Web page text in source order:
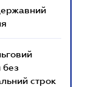
без
строк